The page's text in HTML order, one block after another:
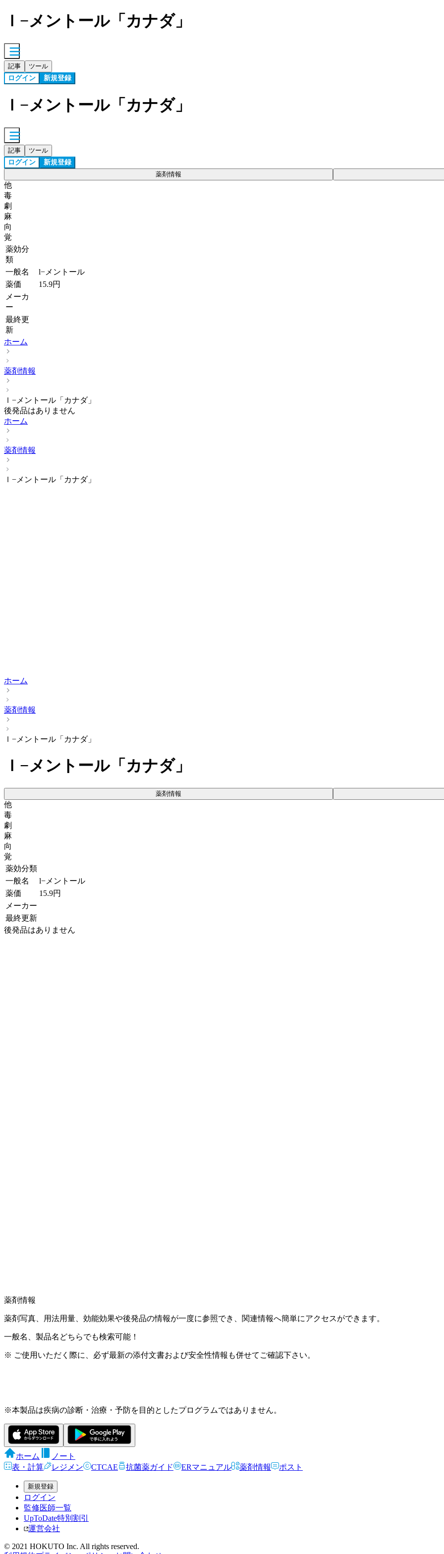
ｌ−メントール「カナダ」
記事 ツール
ログイン 新規登録
ｌ−メントール「カナダ」
記事 ツール
ログイン 新規登録
薬剤情報
他
毒
劇
麻
向
覚
薬効分
類
一般名
l−メントール
薬価
15.9円
メーカ
ー
最終更
新
ホーム
薬剤情報
ｌ−メントール「カナダ」
後発品はありません
ホーム
薬剤情報
ｌ−メントール「カナダ」
ホーム
薬剤情報
ｌ−メントール「カナダ」
ｌ−メントール「カナダ」
薬剤情報
他
毒
劇
麻
向
覚
薬効分類
一般名
l−メントール
薬価
15.9円
メーカー
最終更新
後発品はありません
薬剤情報
薬剤写真、用法用量、効能効果や後発品の情報が一度に参照でき、関連情報へ簡単にアクセスができます。
一般名、製品名どちらでも検索可能！
※ ご使用いただく際に、必ず最新の添付文書および安全性情報も併せてご確認下さい。
※本製品は疾病の診断・治療・予防を目的としたプログラムではありません。
ホーム
ノート
表・計算
レジメン CTCAE 抗菌薬ガイド ERマニュアル 薬剤情報 ポスト
新規登録
ログイン
監修医師一覧
UpToDate特別割引
運営会社
© 2021 HOKUTO Inc. All rights reserved.